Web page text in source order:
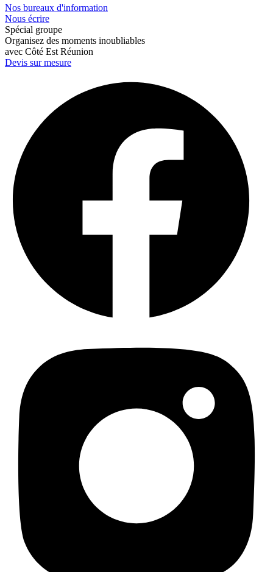
Nos bureaux d'information
Nous écrire
Spécial groupe
Organisez des moments inoubliables
avec Côté Est Réunion
Devis sur mesure